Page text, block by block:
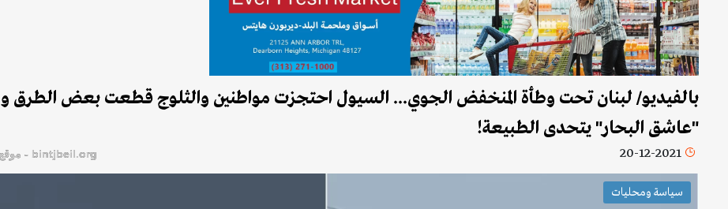
بالفيديو/ لبنان تحت وطأة المنخفض الجوي... السيول احتجزت مواطنين والثلوج قطعت بعض الطرق و
"عاشق البحار" يتحدى الطبيعة!
20-12-2021 bintjbeil.org - موقع بنت جبيل
سياسة ومحليات